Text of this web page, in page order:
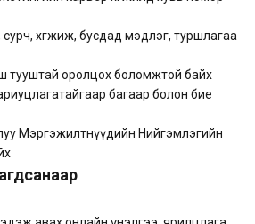
хөгжиж, бусдад мэдлэг, туршлагаа
тууштай оролцох боломжтой байх
багаар болон бие
Мэргэжилтнүүдийн Нийгэмлэгийн